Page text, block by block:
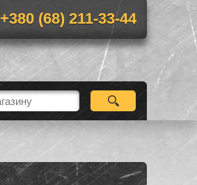
+380 (68) 211-33-44